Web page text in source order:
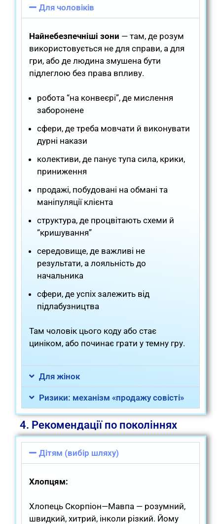
Для чоловіків
Найнебезпечніші зони — там, де розум
використовується не для справи, а для
гри, або де людина змушена бути
підлеглою без права впливу.
робота “на конвеєрі”, де мислення
заборонене
сфери, де треба мовчати й виконувати
дурні накази
колективи, де панує тупа сила, крики,
приниження
продажі, побудовані на обмані та
маніпуляції клієнта
структура, де процвітають схеми й
“кришування”
середовище, де важливі не
результати, а лояльність до
начальника
сфери, де успіх залежить від
підлабузництва
Там чоловік цього коду або стає
циніком, або починає грати у темну гру.
Для жінок
Ризики: механізм «продажу совісті»
4. Рекомендації по поколіннях
Дітям (вибір шляху)
Хлопцям:
Хлопець Скорпіон—Мавпа — розумний,
швидкий, хитрий, інколи різкий. Йому